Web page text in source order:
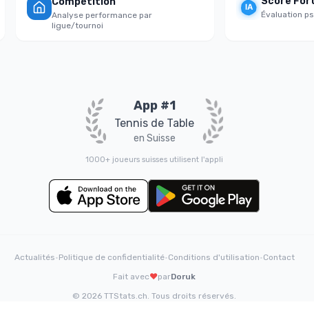
Analyse performance par
ligue/tournoi
Évaluation
App #1
Tennis de Table
en Suisse
1000+ joueurs suisses utilisent l'appli
Actualités•Politique de confidentialité•Conditions d'utilisation•Contact
Fait avec❤️parDoruk
© 2026 TTStats.ch. Tous droits réservés.